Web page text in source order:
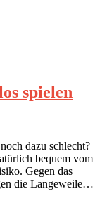
spielen
dazu schlecht?
bequem vom
Gegen das
die Langeweile…